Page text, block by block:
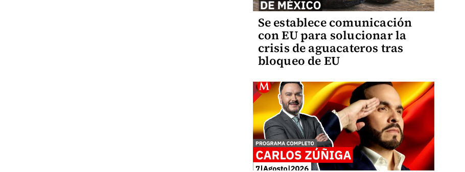
Se establece comunicación
con EU para solucionar la
crisis de aguacateros tras
bloqueo de EU